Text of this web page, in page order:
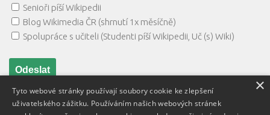
Senioři píší Wikipedii
Blog Wikimedia ČR (shrnutí 1x měsíčně)
Spolupráce s učiteli (Studenti píší Wikipedii, Uč (s) Wiki)
×
Tyto webové stránky používají soubory cookie ke zlepšení
uživatelského zážitku. Používáním našich webových stránek